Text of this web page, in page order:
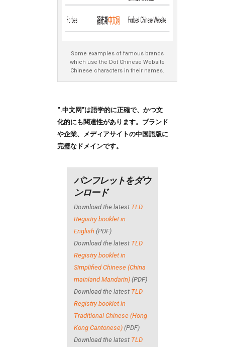
Some examples of famous brands
which use the Dot Chinese Website
Chinese characters in their names.
“.中文网”は語学的に正確で、かつ文
化的にも関連性があります。ブランド
や企業、メディアサイトの中国語版に
完璧なドメインです。
パンフレットをダウ
ンロード
Download the latest TLD
Registry booklet in
English (PDF)
Download the latest TLD
Registry booklet in
Simplified Chinese (China
mainland Mandarin) (PDF)
Download the latest TLD
Registry booklet in
Traditional Chinese (Hong
Kong Cantonese) (PDF)
Download the latest TLD